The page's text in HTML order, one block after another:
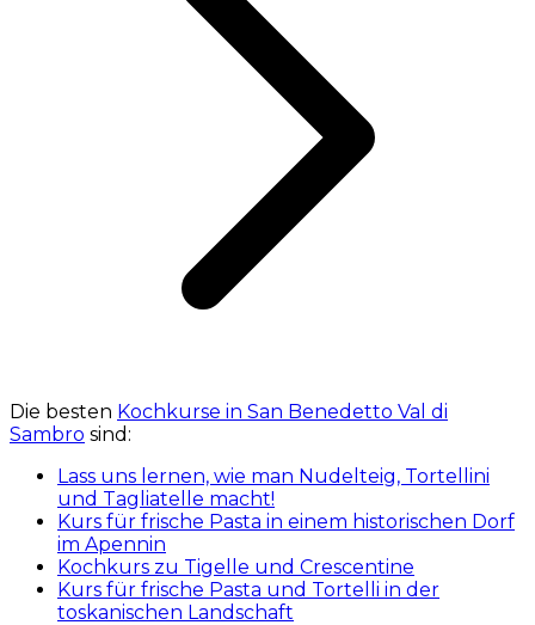
Die besten Kochkurse in San Benedetto Val di
Sambro sind:
Lass uns lernen, wie man Nudelteig, Tortellini
und Tagliatelle macht!
Kurs für frische Pasta in einem historischen Dorf
im Apennin
Kochkurs zu Tigelle und Crescentine
Kurs für frische Pasta und Tortelli in der
toskanischen Landschaft